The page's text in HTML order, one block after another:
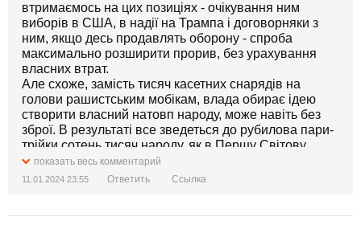
втримаємось на цих позиціях - очікування ним
виборів в США, в надії на Трампа і договорняки з
ним, якщо десь продавлять оборону - спроба
максимально розширити прорив, без урахування
власних втрат.
Але схоже, замість тисяч касетних снарядів на
голови рашистським мобікам, влада обирає ідею
створити власний натовп народу, може навіть без
зброї. В результаті все зведеться до рубилова пари-
трійки сотень тисяч народу, як в Першу Світову.
Може навіть в рукопашну.
показать весь комментарий
11.01.2024 23:55 Ответить Ссылка